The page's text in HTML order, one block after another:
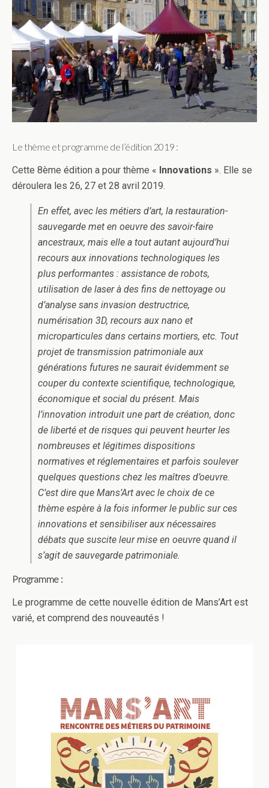
Le thème et programme de l’édition 2019 :
Cette 8ème édition a pour thème « Innovations ». Elle se
déroulera les 26, 27 et 28 avril 2019.
En effet, avec les métiers d’art, la restauration-
sauvegarde met en oeuvre des savoir-faire
ancestraux, mais elle a tout autant aujourd’hui
recours aux innovations technologiques les
plus performantes : assistance de robots,
utilisation de laser à des fins de nettoyage ou
d’analyse sans invasion destructrice,
numérisation 3D, recours aux nano et
microparticules dans certains mortiers, etc. Tout
projet de transmission patrimoniale aux
générations futures ne saurait évidemment se
couper du contexte scientifique, technologique,
économique et social du présent. Mais
l’innovation introduit une part de création, donc
de liberté et de risques qui peuvent heurter les
nombreuses et légitimes dispositions
normatives et réglementaires et parfois soulever
quelques questions chez les maîtres d’oeuvre.
C’est dire que Mans’Art avec le choix de ce
thème espère à la fois informer le public sur ces
innovations et sensibiliser aux nécessaires
débats que suscite leur mise en oeuvre quand il
s’agit de sauvegarde patrimoniale.
Programme :
Le programme de cette nouvelle édition de Mans’Art est
varié, et comprend des nouveautés !